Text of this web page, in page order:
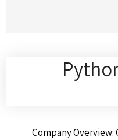
Company